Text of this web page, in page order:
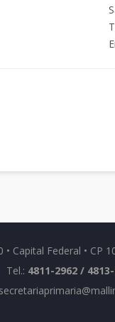
• Capital Federal • CP
Tel.: 4811-2962 /